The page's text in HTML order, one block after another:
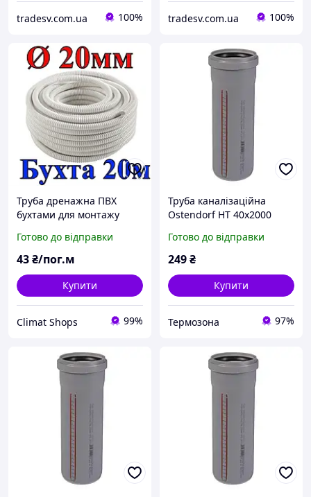
tradesv.com.ua 100% tradesv.com.ua 100%
Труба дренажна ПВХ
бухтами для монтажу
шланги гнучкі труби
дренажні 20 мм
Готово до відправки
43₴/пог.м
Купити
Climat Shops 99%
Труба каналізаційна
Ostendorf HT 40x2000
Готово до відправки
249₴
Купити
Термозона 97%